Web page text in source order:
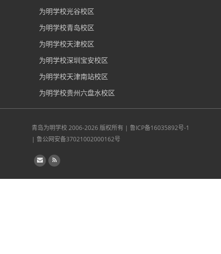
为明学校光谷校区
为明学校青岛校区
为明学校天津校区
为明学校深圳宝安校区
为明学校天津南站校区
为明学校贵州六盘水校区
青岛为明学校2006-2026 版权所有 | 鲁ICP备16035892号-1
| 鲁公网安备37021002000162号